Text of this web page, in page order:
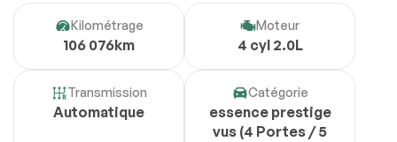
Kilométrage
106 076km
Moteur
4 cyl 2.0L
Transmission
Automatique
Catégorie
essence prestige
vus (4 Portes / 5